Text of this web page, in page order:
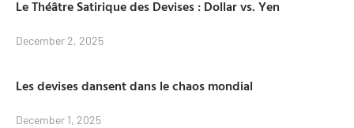
Le Théâtre Satirique des Devises : Dollar vs. Yen
December 2, 2025
Les devises dansent dans le chaos mondial
December 1, 2025